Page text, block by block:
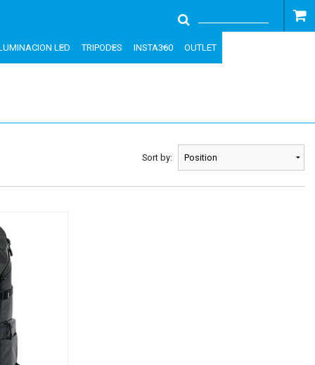
LED TRIPODES INSTA360 OUTLET
Sort by: